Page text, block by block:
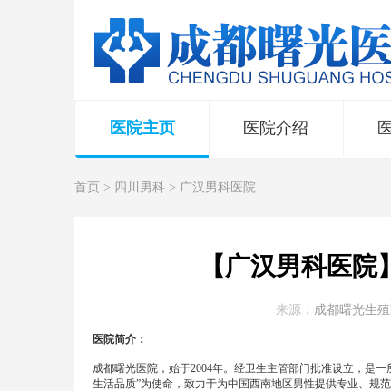
医院主页 医院介绍
首页 > 四川男科 > 广汉男科医院
【广汉男科医
来源： 成都曙光生
医院简介：
成都曙光医院，始于2004年。经卫生主管部门批准设立，是
生活品质”为使命，致力于为中国西南地区男性提供专业、规